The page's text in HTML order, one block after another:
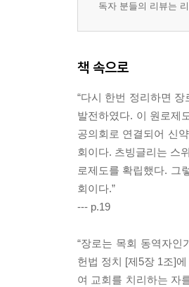
- 탁월한 영성 관리를
- 가정을 천국의 모델로
- 아름다운 좋은 아버지
10. 장로의 금기사항을
- 악한 청지기가 되지
- 목회자의 마음을 아프
- 분쟁과 분리를 일삼지
- 매사에 교인들보다 뒤
* 특별 부록. 섬기는 장
01. 교회 절기 및 주일
독자 분들의 리뷰는
책 속으로
“다시 한번 정리하면
발전하였다. 이 원로제
공의회로 연결되어 신
회이다. 츠빙글리는 스
로제도를 확립했다. 그
회이다.”
--- p.19
“장로는 목회 동역자인
헌법 정치 [제5장 1조]
여 교회를 치리하는 자